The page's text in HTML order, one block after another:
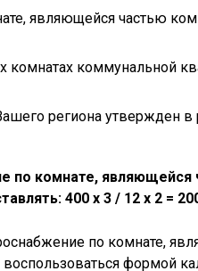
являющейся частью
коммунальной
региона утвержден в
по комнате, являющейся
400 х 3 / 12 х 2 =
по комнате,
формой